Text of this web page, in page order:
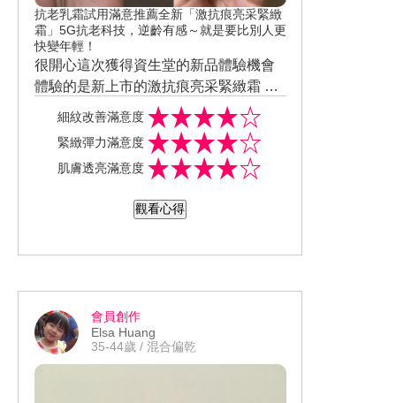
抗老乳霜試用滿意推薦全新「激抗痕亮采緊緻
霜」5G抗老科技，逆齡有感～就是要比別人更
快變年輕！
很開心這次獲得資生堂的新品體驗機會
體驗的是新上市的激抗痕亮采緊緻霜 質
地不算太濃稠 擦起來稍加按摩滿好吸收
的 可以搭配按摩技巧增加吸收及拉提 是
淡淡乳黃色的乳霜狀 味道是淡淡的香
味，很舒服 使用後覺得肌膚彈潤感很不
以讓肌膚保持彈性 是我很喜歡的乳霜
細紋改善滿意度
緊緻彈力滿意度
肌膚透亮滿意度
觀看心得
會員創作
Elsa Huang
35-44歲 / 混合偏乾